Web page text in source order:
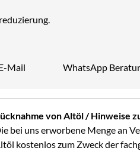
Mail WhatsApp
von Altöl / Hinweise
bei uns erworbene Menge an
kostenlos zum Zweck der